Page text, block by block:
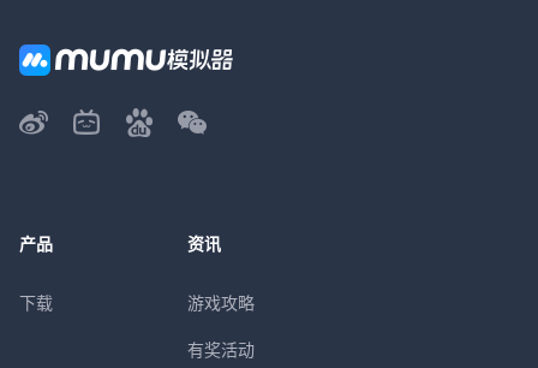
产品
下载
资讯
游戏攻略
有奖活动